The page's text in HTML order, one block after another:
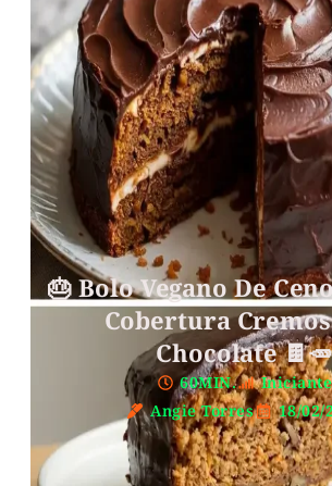
🎂 Bolo Vegano De
Cobertura
Chocolate 🍫🥕
60MIN.
Iniciante
Angie Torres
18/02/